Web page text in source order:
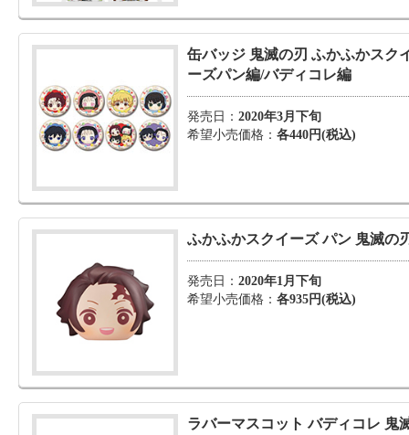
缶バッジ 鬼滅の刃 ふかふかスク
ーズパン編/バディコレ編
発売日： 2020年3月下旬
希望小売価格： 各440円(税込)
ふかふかスクイーズ パン 鬼滅の
発売日： 2020年1月下旬
希望小売価格： 各935円(税込)
ラバーマスコット バディコレ 鬼